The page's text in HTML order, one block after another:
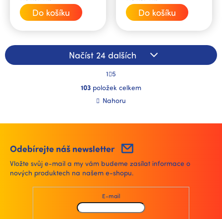
cena:
Do košíku
cena:
Do košíku
v
l
í
p
r
v
k
y
v
ý
Načíst 24 dalších
S
t
r
á
n
í
1 5
103 položek celkem
Nahoru
Odebírejte náš newsletter
Vložte svůj e-mail a my vám budeme zasílat informace o
nových produktech na našem e-shopu.
E-mail